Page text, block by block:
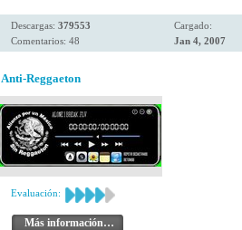
Descargas: 379553
Comentarios: 48
Cargado:
Jan 4, 2007
Anti-Reggaeton
Evaluación:
Más información…